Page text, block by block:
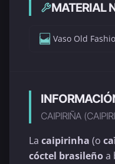
MATERIAL
Vaso Old
CAIPIRIÑA
La caipirinha (o
cóctel brasileñoa